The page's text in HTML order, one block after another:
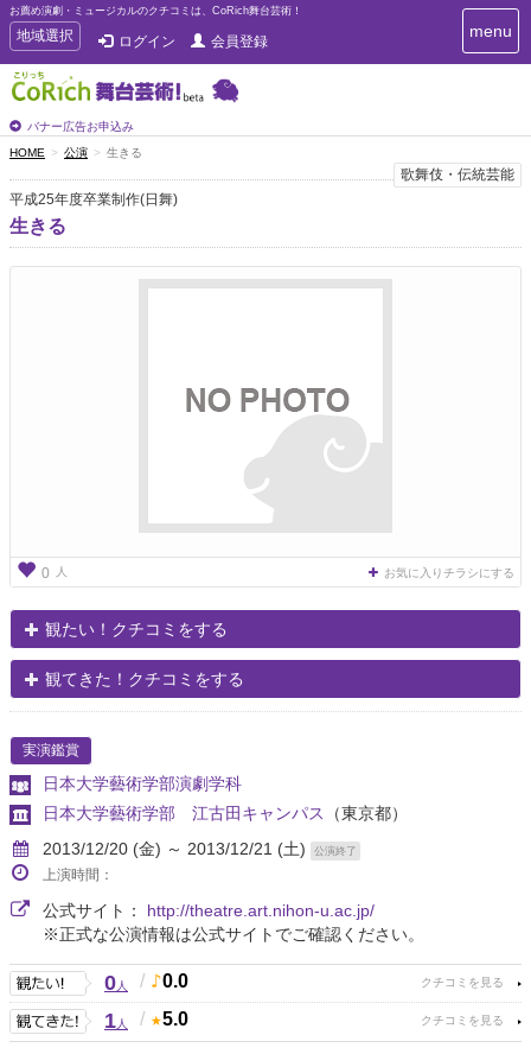
お薦め演劇・ミュージカルのクチコミは、CoRich舞台芸術！
T
o
g
g
e
n
a
v
i
g
地域選択 ログイン 会員登録
バナー広告お申込み
T
o
n
i
g
menu
HOME 公演 生きる
歌舞伎・伝統芸能
平成25年度卒業制作(日舞)
生きる
0 人 お気に入りチラシにする
観たい！クチコミをする
観てきた！クチコミをする
実演鑑賞
日本大学藝術学部演劇学科
日本大学藝術学部 江古田キャンパス
（東京都）
2013/12/20 (金) ～ 2013/12/21 (土)
公演終了
上演時間：
公式サイト： http://theatre.art.nihon-u.ac.jp/
※正式な公演情報は公式サイトでご確認ください。
0人 / 0.0
1人 / 5.0